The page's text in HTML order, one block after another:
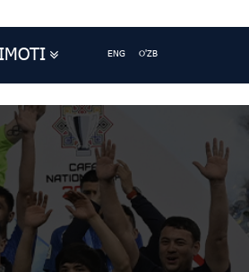
ENG O'ZB